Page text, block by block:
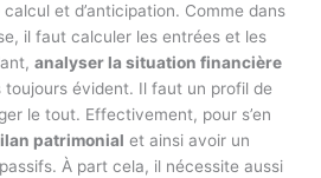
et d’anticipation. Comme dans
il faut calculer les entrées et les
analyser la situation financière
toujours évident. Il faut un profil de
le tout. Effectivement, pour s’en
patrimonial et ainsi avoir un
À part cela, il nécessite aussi